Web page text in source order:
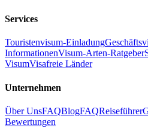
Services
Touristenvisum-Einladung
InformationenVisum-Arten-Ratgeber
VisumVisafreie Länder
Unternehmen
Über UnsFAQBlogFAQReiseführer
Bewertungen